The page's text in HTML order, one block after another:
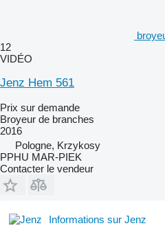
12
VIDÉO
Jenz Hem 561
Prix sur demande
Broyeur de branches
2016
Pologne, Krzykosy
PPHU MAR-PIEK
Contacter le vendeur
Informations sur Jenz